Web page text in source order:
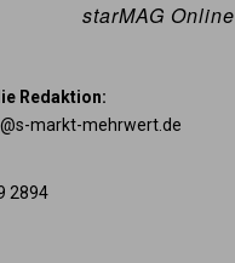
starMAG Online
Redaktion:
markt-mehrwert.de
2894